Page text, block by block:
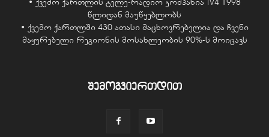
• ქვემო ქართლის ტელე-რადიო კომპანია TV4 1998
წლიდან მაუწყებლობს
• ქვემო ქართლში 430 ათასი მაცხოვრებელია და ჩვენი
მაყურებელი რეგიონის მოსახლეობის 90%-ს მოიცავს
შემოგვიერთდით